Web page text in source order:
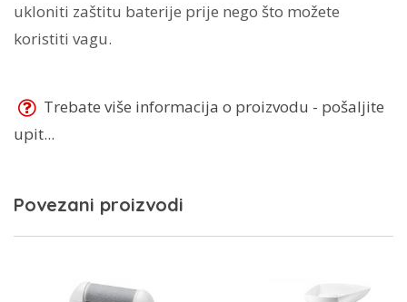
ukloniti zaštitu baterije prije nego što možete
koristiti vagu.
Trebate više informacija o proizvodu - pošaljite
upit...
Povezani proizvodi